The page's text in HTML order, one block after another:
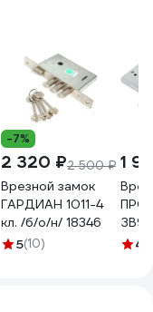
-7%
2 320 ₽2 500 ₽
Врезной замок
ГАРДИАН 1011-4
кл. /б/о/н/ 18346
5(10)
1
ЗВ9-
4.6